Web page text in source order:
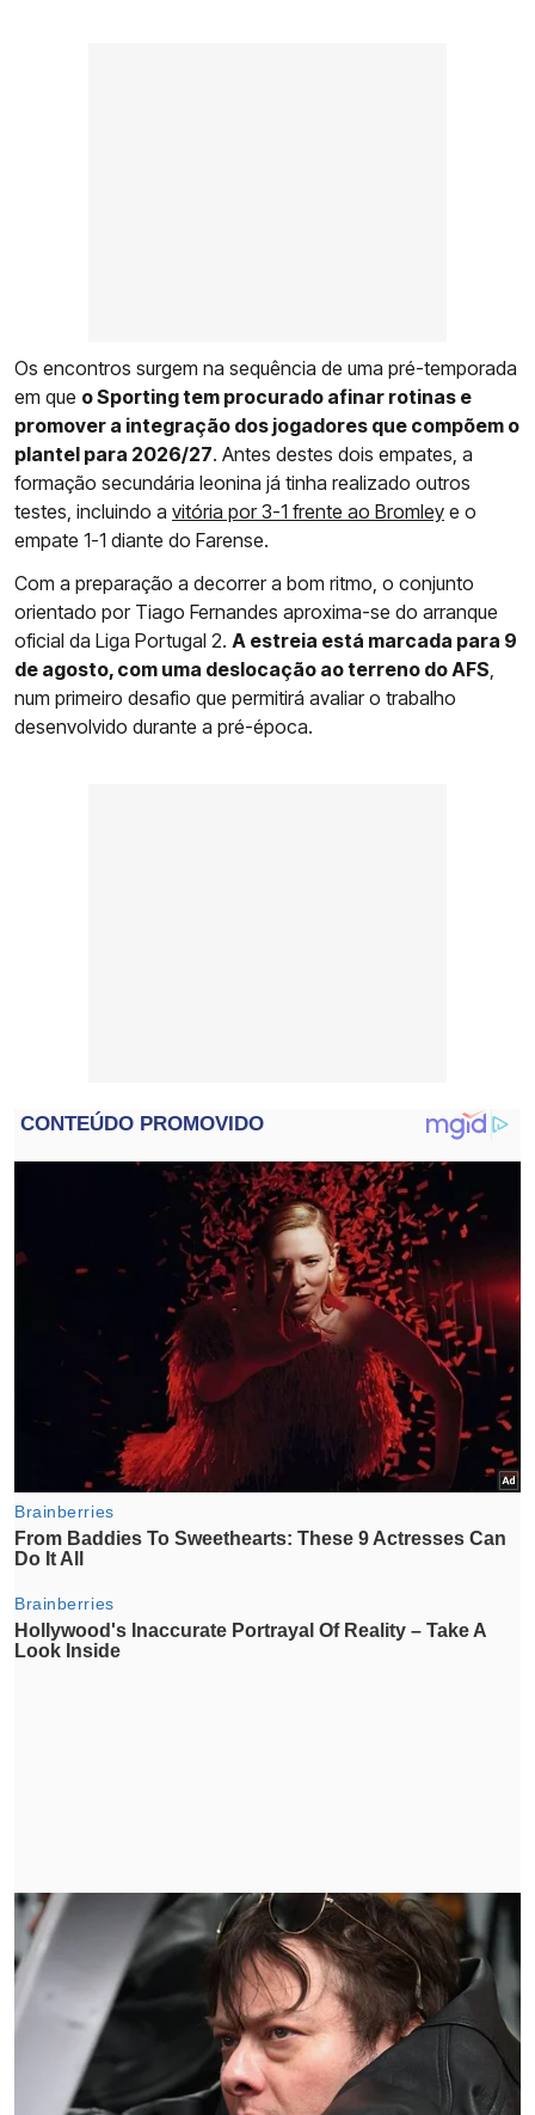
Os encontros surgem na sequência de uma pré-temporada
em que o Sporting tem procurado afinar rotinas e
promover a integração dos jogadores que compõem o
plantel para 2026/27. Antes destes dois empates, a
formação secundária leonina já tinha realizado outros
testes, incluindo a vitória por 3-1 frente ao Bromley e o
empate 1-1 diante do Farense.
Com a preparação a decorrer a bom ritmo, o conjunto
orientado por Tiago Fernandes aproxima-se do arranque
oficial da Liga Portugal 2. A estreia está marcada para 9
de agosto, com uma deslocação ao terreno do AFS
num primeiro desafio que permitirá avaliar o trabalho
desenvolvido durante a pré-época.